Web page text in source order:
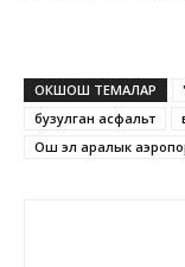
ОКШОШ ТЕМАЛАР
бузулган асфальт
Ош эл аралык